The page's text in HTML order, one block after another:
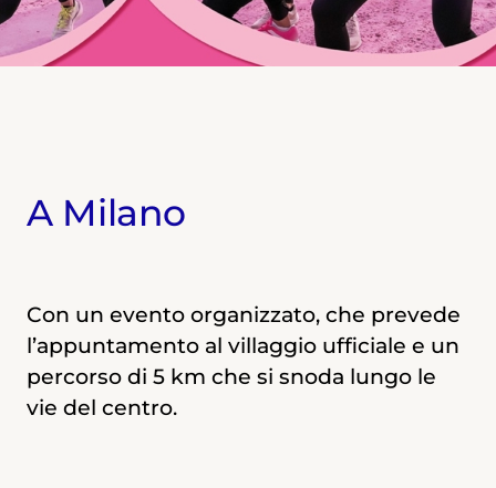
A Milano
Con un evento organizzato, che prevede
l’appuntamento al villaggio ufficiale e un
percorso di 5 km che si snoda lungo le
vie del centro.